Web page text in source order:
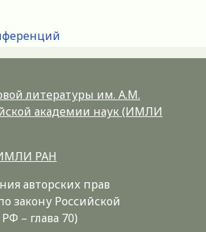
литературы им. А.М.
академии наук (ИМЛИ
РАН
авторских прав
закону Российской
– глава 70)